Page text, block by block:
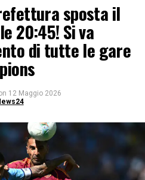
sposta il
20:45! Si va
di tutte le gare
12 Maggio 2026